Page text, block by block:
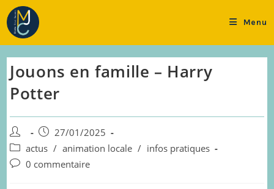
Skip
to
content
Menu
Jouons en famille – Harry
Potter
Auteur/autrice
de
la
publication :
Publication
publiée :
27/01/2025
Post
category:
actus / animation locale / infos pratiques
Commentaires
0 commentaire